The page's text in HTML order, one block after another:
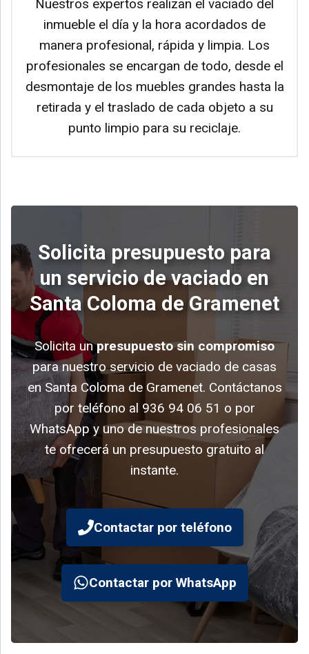
Nuestros expertos realizan el vaciado del
inmueble el día y la hora acordados de
manera profesional, rápida y limpia. Los
profesionales se encargan de todo, desde el
desmontaje de los muebles grandes hasta la
retirada y el traslado de cada objeto a su
punto limpio para su reciclaje.
Solicita presupuesto para
un servicio de vaciado en
Santa Coloma de Gramenet
Solicita unpresupuesto sin compromiso
para nuestro servicio de vaciado de casas
en Santa Coloma de Gramenet. Contáctanos
por teléfono al 936 94 06 51 o por
WhatsApp y uno de nuestros profesionales
te ofrecerá un presupuesto gratuito al
instante.
Contactar por teléfono
Contactar por WhatsApp